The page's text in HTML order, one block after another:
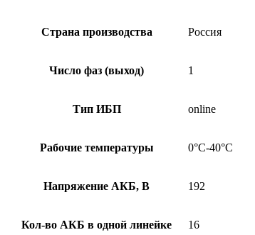
Страна производства Россия
Число фаз (выход) 1
Тип ИБП online
Рабочие температуры 0°C-40°C
Напряжение АКБ, В 192
Кол-во АКБ в одной линейке 16